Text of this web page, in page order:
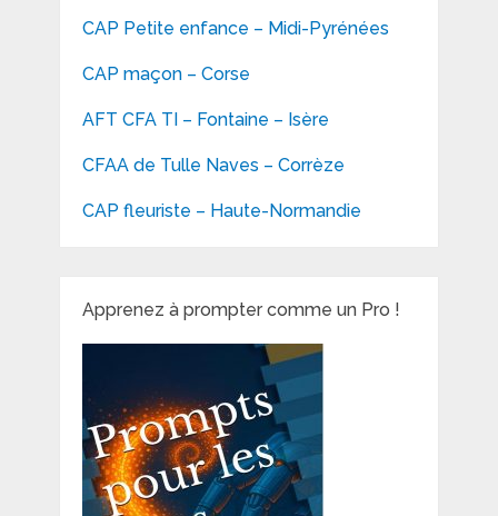
CAP Petite enfance – Midi-Pyrénées
CAP maçon – Corse
AFT CFA TI – Fontaine – Isère
CFAA de Tulle Naves – Corrèze
CAP fleuriste – Haute-Normandie
Apprenez à prompter comme un Pro !